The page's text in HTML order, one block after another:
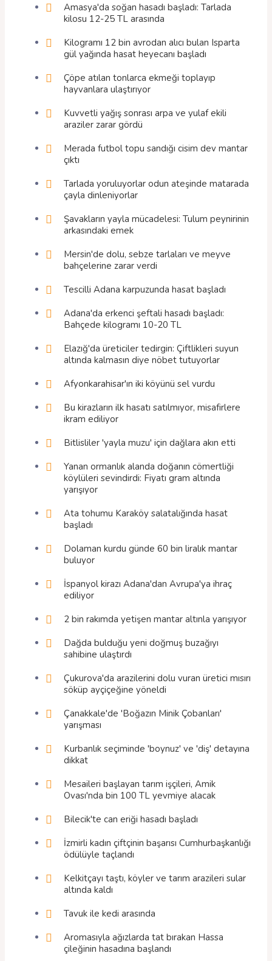
Amasya'da soğan hasadı başladı: Tarlada
kilosu 12-25 TL arasında
Kilogramı 12 bin avrodan alıcı bulan Isparta
gül yağında hasat heyecanı başladı
Çöpe atılan tonlarca ekmeği toplayıp
hayvanlara ulaştırıyor
Kuvvetli yağış sonrası arpa ve yulaf ekili
araziler zarar gördü
Merada futbol topu sandığı cisim dev mantar
çıktı
Tarlada yoruluyorlar odun ateşinde matarada
çayla dinleniyorlar
Şavakların yayla mücadelesi: Tulum peynirinin
arkasındaki emek
Mersin'de dolu, sebze tarlaları ve meyve
bahçelerine zarar verdi
Tescilli Adana karpuzunda hasat başladı
Adana'da erkenci şeftali hasadı başladı:
Bahçede kilogramı 10-20 TL
Elazığ'da üreticiler tedirgin: Çiftlikleri suyun
altında kalmasın diye nöbet tutuyorlar
Afyonkarahisar'ın iki köyünü sel vurdu
Bu kirazların ilk hasatı satılmıyor, misafirlere
ikram ediliyor
Bitlisliler 'yayla muzu' için dağlara akın etti
Yanan ormanlık alanda doğanın cömertliği
köylüleri sevindirdi: Fiyatı gram altında
yarışıyor
Ata tohumu Karaköy salatalığında hasat
başladı
Dolaman kurdu günde 60 bin liralık mantar
buluyor
İspanyol kirazı Adana'dan Avrupa'ya ihraç
ediliyor
2 bin rakımda yetişen mantar altınla yarışıyor
Dağda bulduğu yeni doğmuş buzağıyı
sahibine ulaştırdı
Çukurova'da arazilerini dolu vuran üretici mısırı
söküp ayçiçeğine yöneldi
Çanakkale'de 'Boğazın Minik Çobanları'
yarışması
Kurbanlık seçiminde 'boynuz' ve 'diş' detayına
dikkat
Mesaileri başlayan tarım işçileri, Amik
Ovası'nda bin 100 TL yevmiye alacak
Bilecik'te can eriği hasadı başladı
İzmirli kadın çiftçinin başarısı Cumhurbaşkanlığı
ödülüyle taçlandı
Kelkitçayı taştı, köyler ve tarım arazileri sular
altında kaldı
Tavuk ile kedi arasında
Aromasıyla ağızlarda tat bırakan Hassa
çileğinin hasadına başlandı